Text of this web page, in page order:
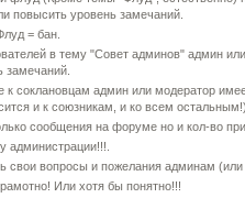
повысить уровень замечаний.
= бан.
в тему "Совет админов" админ
замечаний.
к соклановцам админ или модератор
и к союзникам, и ко всем остальным!).
сообщения на форуме но и кол-во
администрации!!!.
свои вопросы и пожелания админам (или
Или хотя бы понятно!!!